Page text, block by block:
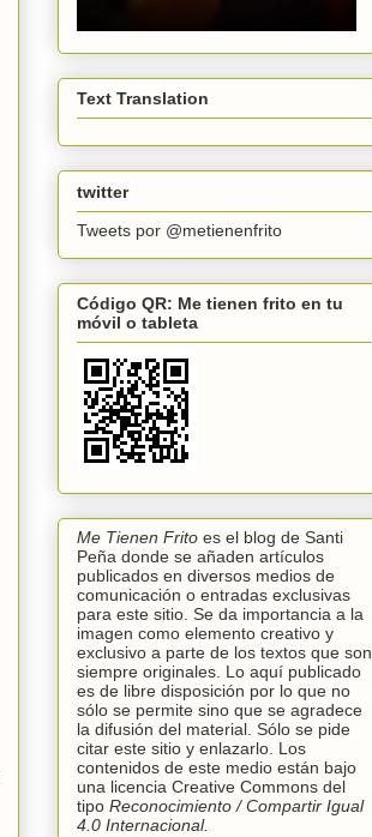
Text Translation
twitter
Tweets por @metienenfrito
Código QR: Me tienen frito en tu
móvil o tableta
Me Tienen Frito es el blog de Santi
Peña donde se añaden artículos
publicados en diversos medios de
comunicación o entradas exclusivas
para este sitio. Se da importancia a la
imagen como elemento creativo y
exclusivo a parte de los textos que son
siempre originales. Lo aquí publicado
es de libre disposición por lo que no
sólo se permite sino que se agradece
la difusión del material. Sólo se pide
citar este sitio y enlazarlo. Los
contenidos de este medio están bajo
una licencia Creative Commons del
tipo Reconocimiento /Compartir Igual
4.0 Internacional.